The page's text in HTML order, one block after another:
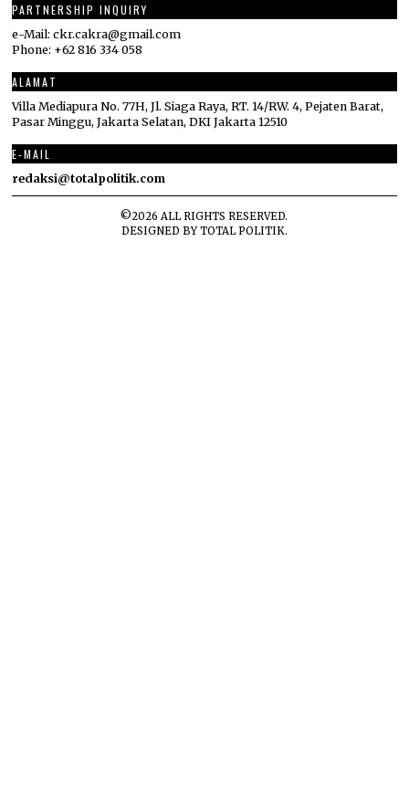
PARTNERSHIP INQUIRY
e-Mail: ckr.cakra@gmail.com
Phone: +62 816 334 058
ALAMAT
Villa Mediapura No. 77H, Jl. Siaga Raya, RT. 14/RW. 4, Pejaten Barat,
Pasar Minggu, Jakarta Selatan, DKI Jakarta 12510
E-MAIL
redaksi@totalpolitik.com
©2026 ALL RIGHTS RESERVED.
DESIGNED BYTOTAL POLITIK.